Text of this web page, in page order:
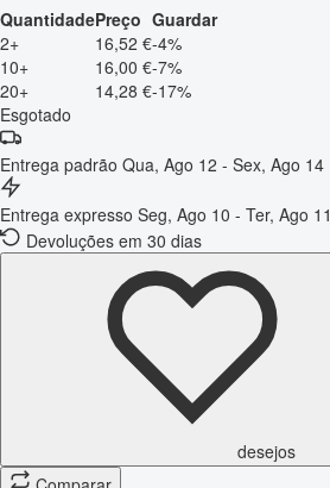
QuantidadePreço Guardar
2+
16,52 €-4%
10+
16,00 €-7%
20+
14,28 €-17%
Esgotado
Entrega padrão Qua, Ago 12 - Sex, Ago 14
Entrega expresso Seg, Ago 10 - Ter, Ago 11
Devoluções em 30 dias
desejos